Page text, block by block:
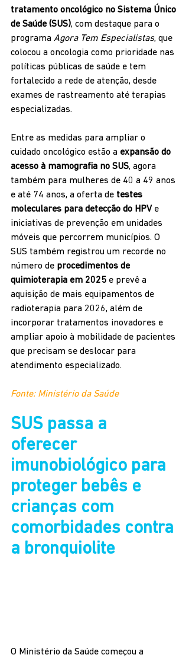
tratamento oncológico no Sistema Único
de Saúde (SUS), com destaque para o
programa Agora Tem Especialistas, que
colocou a oncologia como prioridade nas
políticas públicas de saúde e tem
fortalecido a rede de atenção, desde
exames de rastreamento até terapias
especializadas.
Entre as medidas para ampliar o
cuidado oncológico estão a expansão do
acesso à mamografia no SUS, agora
também para mulheres de 40 a 49 anos
e até 74 anos, a oferta de testes
moleculares para detecção do HPV e
iniciativas de prevenção em unidades
móveis que percorrem municípios. O
SUS também registrou um recorde no
número de procedimentos de
quimioterapia em 2025 e prevê a
aquisição de mais equipamentos de
radioterapia para 2026, além de
incorporar tratamentos inovadores e
ampliar apoio à mobilidade de pacientes
que precisam se deslocar para
atendimento especializado.
Fonte: Ministério da Saúde
SUS passa a
oferecer
imunobiológico para
proteger bebês e
crianças com
comorbidades contra
a bronquiolite
O Ministério da Saúde começou a